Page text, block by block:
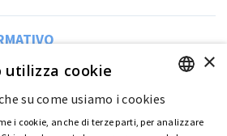
DEL
1 GIUGNO
2002
ITALIAN
×
utilizza cookie
su come usiamo i cookies
i cookie, anche di terze parti, per analizzare